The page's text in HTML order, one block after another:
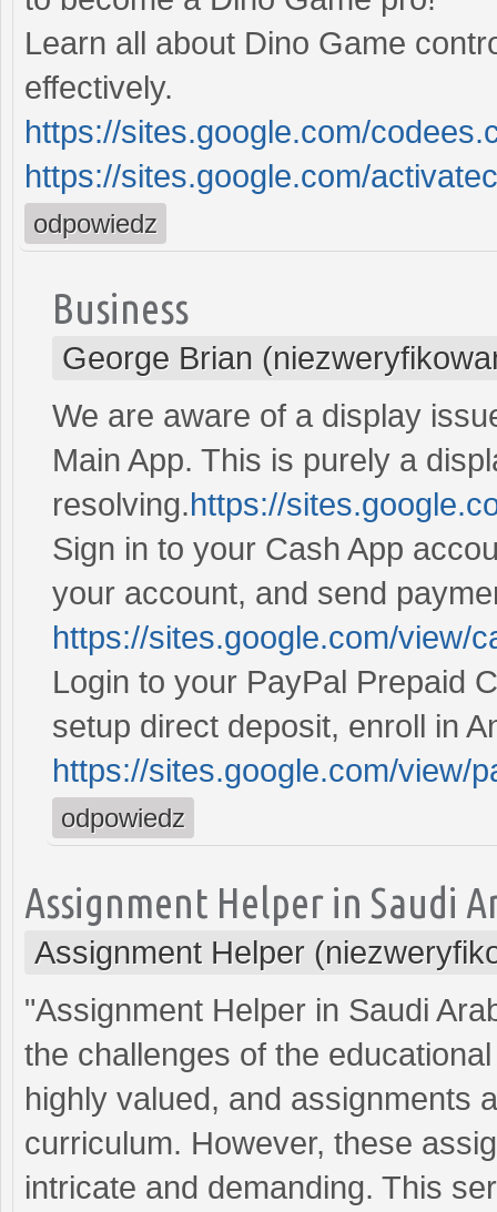
Learn all about Dino Game
effectively.
https://sites.google.com/
https://sites.google.com/
odpowiedz
Business
George Brian
We are aware of a display
Main App. This is purely a
resolving.https://
Sign in to your Cash App
your account, and send
https://sites.google.com/view/
Login to your PayPal Prepaid
setup direct deposit, enroll in
https://sites.google.com/view/
odpowiedz
Assignment Helper in Saudi
Assignment Helper
"Assignment Helper in Saudi
the challenges of the
highly valued, and assignments
curriculum. However, these
intricate and demanding. This